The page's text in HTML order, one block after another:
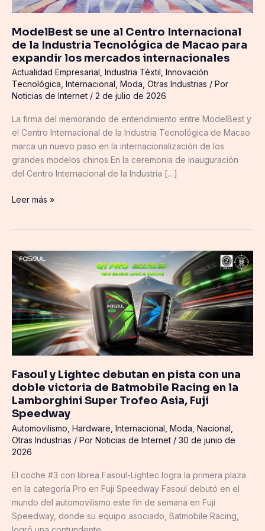
ModelBest se une al Centro Internacional
de la Industria Tecnológica de Macao para
expandir los mercados internacionales
Actualidad Empresarial Industria Téxtil Innovación
Tecnológica Internacional Moda Otras Industrias / Por
Noticias de Internet / 2 de julio de 2026
La firma del memorando de entendimiento entre ModelBest y
el Centro Internacional de la Industria Tecnológica de Macao
marca un nuevo paso en la internacionalización de los
grandes modelos chinos En la ceremonia de inauguración
del Centro Internacional de la Industria […]
Tecnológica
Macao
para
expandir
los
mercados
internacionales
Leer más »
Fasoul y Lightec debutan en pista con una
doble victoria de Batmobile Racing en la
Lamborghini Super Trofeo Asia, Fuji
Speedway
Automovilismo Hardware Internacional Moda Nacional
Otras Industrias / Por Noticias de Internet / 30 de junio de
2026
El coche #3 con librea Fasoul-Lightec logra la primera plaza
en la categoría Pro en Fuji Speedway Fasoul debutó en el
mundo del automovilismo este fin de semana en Fuji
Speedway, donde su equipo asociado, Batmobile Racing,
Fasoul
Lightec
debutan
en
pista
con
una
victoria
de
Batmobile
Racing
en
la
Super
Trofeo
Asia,
Fuji